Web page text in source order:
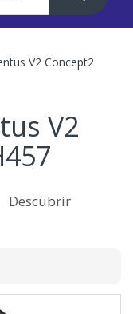
V2 Concept2
V2
Descubrir